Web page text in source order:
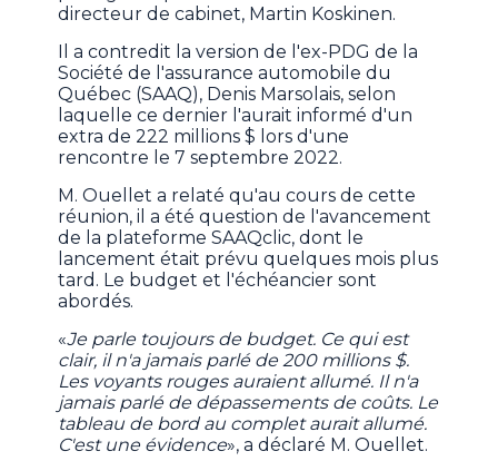
directeur de cabinet, Martin Koskinen.
Il a contredit la version de l'ex-PDG de la
Société de l'assurance automobile du
Québec (SAAQ), Denis Marsolais, selon
laquelle ce dernier l'aurait informé d'un
extra de 222 millions $ lors d'une
rencontre le 7 septembre 2022.
M. Ouellet a relaté qu'au cours de cette
réunion, il a été question de l'avancement
de la plateforme SAAQclic, dont le
lancement était prévu quelques mois plus
tard. Le budget et l'échéancier sont
abordés.
«Je parle toujours de budget. Ce qui est
clair, il n'a jamais parlé de 200 millions $.
Les voyants rouges auraient allumé. Il n'a
jamais parlé de dépassements de coûts. Le
tableau de bord au complet aurait allumé.
C'est une évidence», a déclaré M. Ouellet.